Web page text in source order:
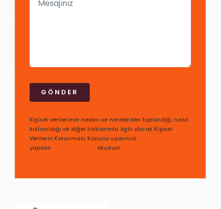
GÖNDER
Kişisel verilerimin neden ve nerelerden toplandığı, nasıl
kullanıldığı ve diğer haklarımla ilgili olarak Kişisel
Verilerin Korunması Kanunu uyarınca
yapılan
okudum.